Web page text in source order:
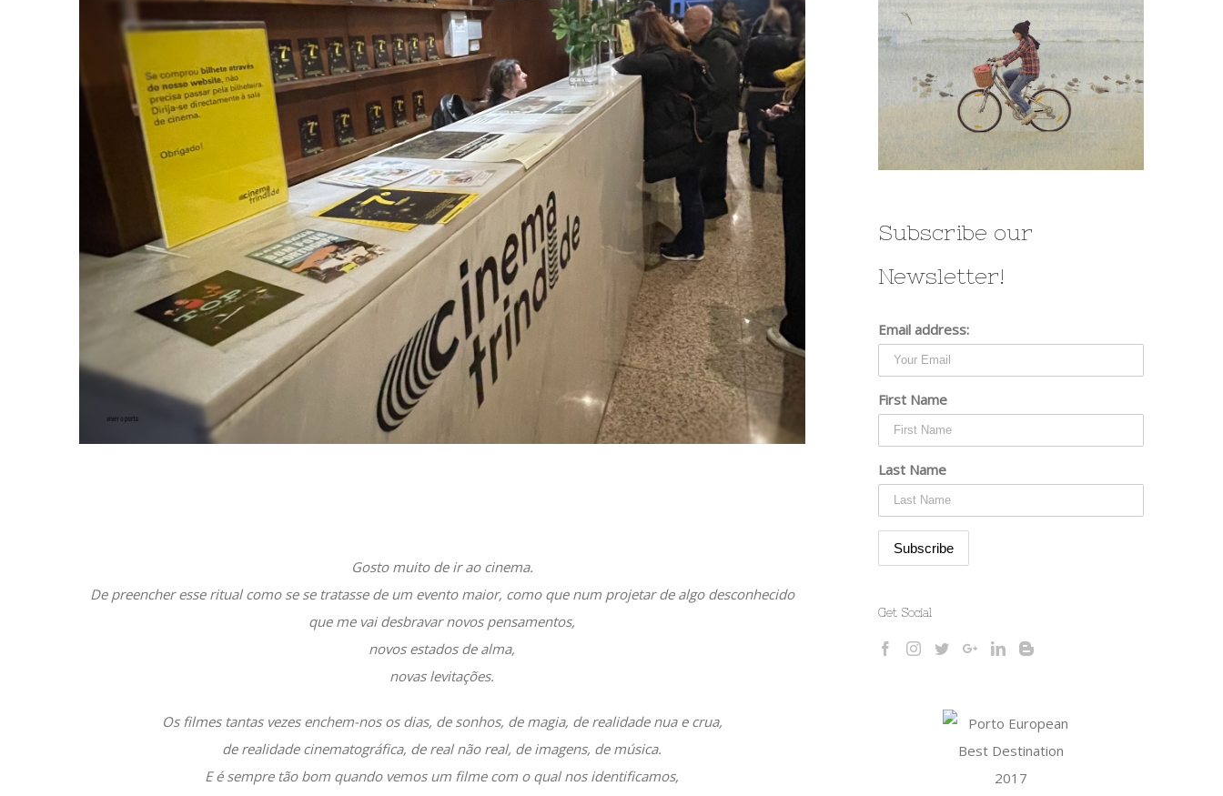
Gosto muito de ir ao cinema.
De preencher esse ritual como se se tratasse de um evento maior, como que num projetar de algo desconhecido
que me vai desbravar novos pensamentos,
novos estados de alma,
novas levitações.
Os filmes tantas vezes enchem-nos os dias, de sonhos, de magia, de realidade nua e crua,
de realidade cinematográfica, de real não real, de imagens, de música.
E é sempre tão bom quando vemos um filme com o qual nos identificamos,
Subscribe our
Newsletter!
Email address:
First Name
Last Name
Get Social